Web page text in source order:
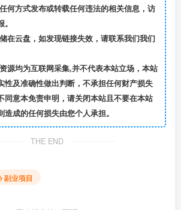
何方式发布或转载任何违法的相关信息，访
在云盘，如发现链接失效，请联系我们我们
源均为互联网采集,并不代表本站立场，本站
性及准确性做出判断，不承担任何财产损失
同意本免责申明，请关闭本站且不要在本站
成的任何损失由您个人承担。
THE END
副业项目